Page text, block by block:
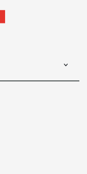
di posta elettronica)
di posta